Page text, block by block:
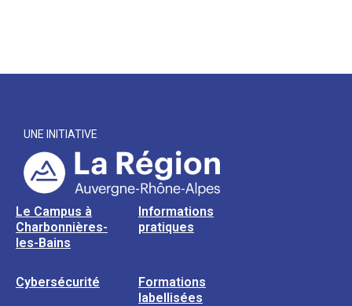
UNE INITIATIVE
Le Campus à
Charbonnières-
les-Bains
Informations
pratiques
Cybersécurité
Formations
labellisées